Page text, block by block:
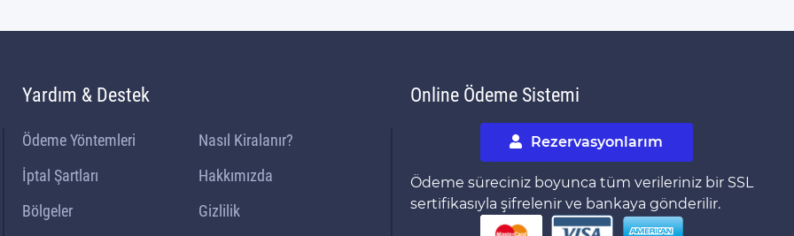
Yardım & Destek
Ödeme Yöntemleri
Nasıl Kiralanır?
İptal Şartları
Hakkımızda
Bölgeler
Gizlilik
Online Ödeme Sistemi
Rezervasyonlarım
Ödeme süreciniz boyunca tüm verileriniz bir SSL
sertifikasıyla şifrelenir ve bankaya gönderilir.